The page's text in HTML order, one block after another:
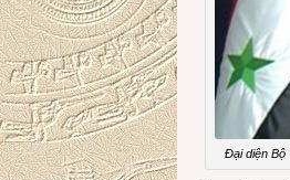
Đại diện Bộ